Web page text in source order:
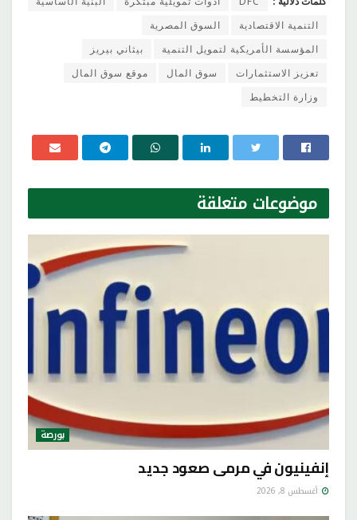
التنمية الاقتصادية
السوق المصرية
المؤسسة الأمريكية لتمويل التنمية
بيثاني بيريز
تعزيز الاستثمارات
سوق المال
موقع سوق المال
وزارة التخطيط
موضوعات متعلقة
بورصة
إنفينيون في مرمى صعود جديد
أغسطس 8, 2026